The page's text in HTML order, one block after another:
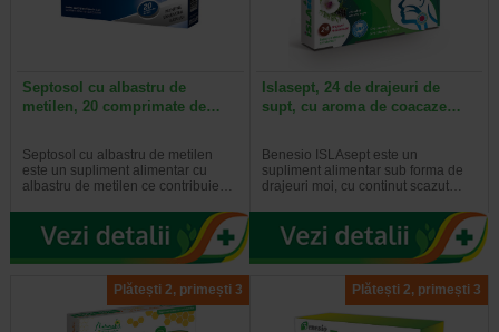
Septosol cu albastru de
metilen, 20 comprimate de…
Septosol cu albastru de metilen
este un supliment alimentar cu
albastru de metilen ce contribuie…
Islasept, 24 de drajeuri de
supt, cu aroma de coacaze…
Benesio ISLAsept este un
supliment alimentar sub forma de
drajeuri moi, cu continut scazut…
Plătești 2, primești 3 Plătești 2, primești 3